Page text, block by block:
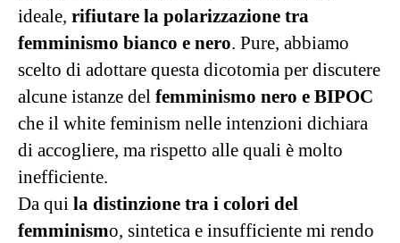
ideale, rifiutare la polarizzazione tra
femminismo bianco e nero. Pure, abbiamo
scelto di adottare questa dicotomia per discutere
alcune istanze del femminismo nero e BIPOC
che il white feminism nelle intenzioni dichiara
di accogliere, ma rispetto alle quali è molto
inefficiente.
Da qui la distinzione tra i colori del
femminismo, sintetica e insufficiente mi rendo